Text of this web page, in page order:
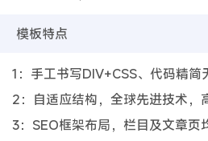
模板特点
1：手工书写DIV+CSS、代码精简
2：自适应结构，全球先进技术，
3：SEO框架布局，栏目及文章页